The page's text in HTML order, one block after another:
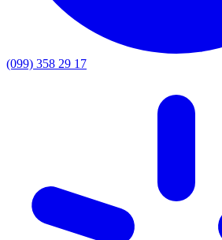
(099) 358 29 17